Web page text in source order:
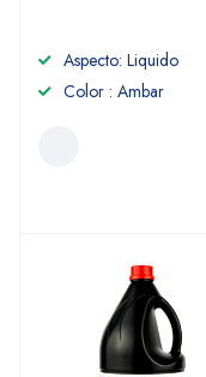
Aspecto: Liquido
Color : Ambar